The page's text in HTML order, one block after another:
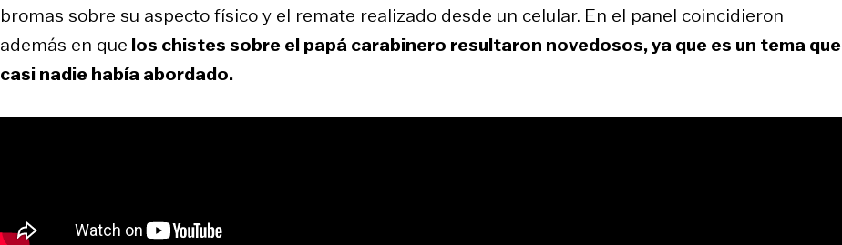
bromas sobre su aspecto físico y el remate realizado desde un celular. En el panel coincidieron
además en que los chistes sobre el papá carabinero resultaron novedosos, ya que es un tema que
casi nadie había abordado.